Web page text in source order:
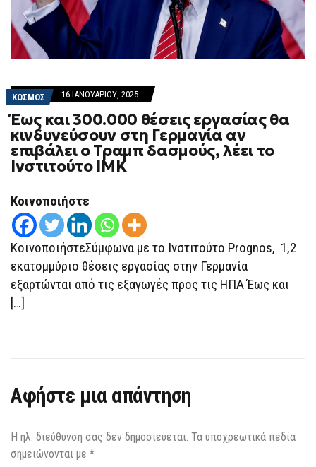
ΚΟΣΜΟΣ 16 ΙΑΝΟΥΑΡΊΟΥ, 2025
Έως και 300.000 θέσεις εργασίας θα
κινδυνεύσουν στη Γερμανία αν
επιβάλει ο Τραμπ δασμούς, λέει το
Ινστιτούτο ΙΜΚ
Κοινοποιήστε
ΚοινοποιήστεΣύμφωνα με το Ινστιτούτο Prognos, 1,2
εκατομμύριο θέσεις εργασίας στην Γερμανία
εξαρτώνται από τις εξαγωγές προς τις ΗΠΑ Έως και
[…]
Αφήστε μια απάντηση
Η ηλ. διεύθυνση σας δεν δημοσιεύεται. Τα υποχρεωτικά πεδία
σημειώνονται με *